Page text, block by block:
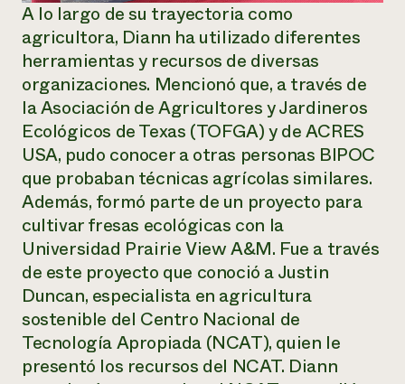
A lo largo de su trayectoria como
agricultora, Diann ha utilizado diferentes
herramientas y recursos de diversas
organizaciones. Mencionó que, a través de
la Asociación de Agricultores y Jardineros
Ecológicos de Texas (TOFGA) y de ACRES
USA, pudo conocer a otras personas BIPOC
que probaban técnicas agrícolas similares.
Además, formó parte de un proyecto para
cultivar fresas ecológicas con la
Universidad Prairie View A&M. Fue a través
de este proyecto que conoció a Justin
Duncan, especialista en agricultura
sostenible del Centro Nacional de
Tecnología Apropiada (NCAT), quien le
presentó los recursos del NCAT. Diann